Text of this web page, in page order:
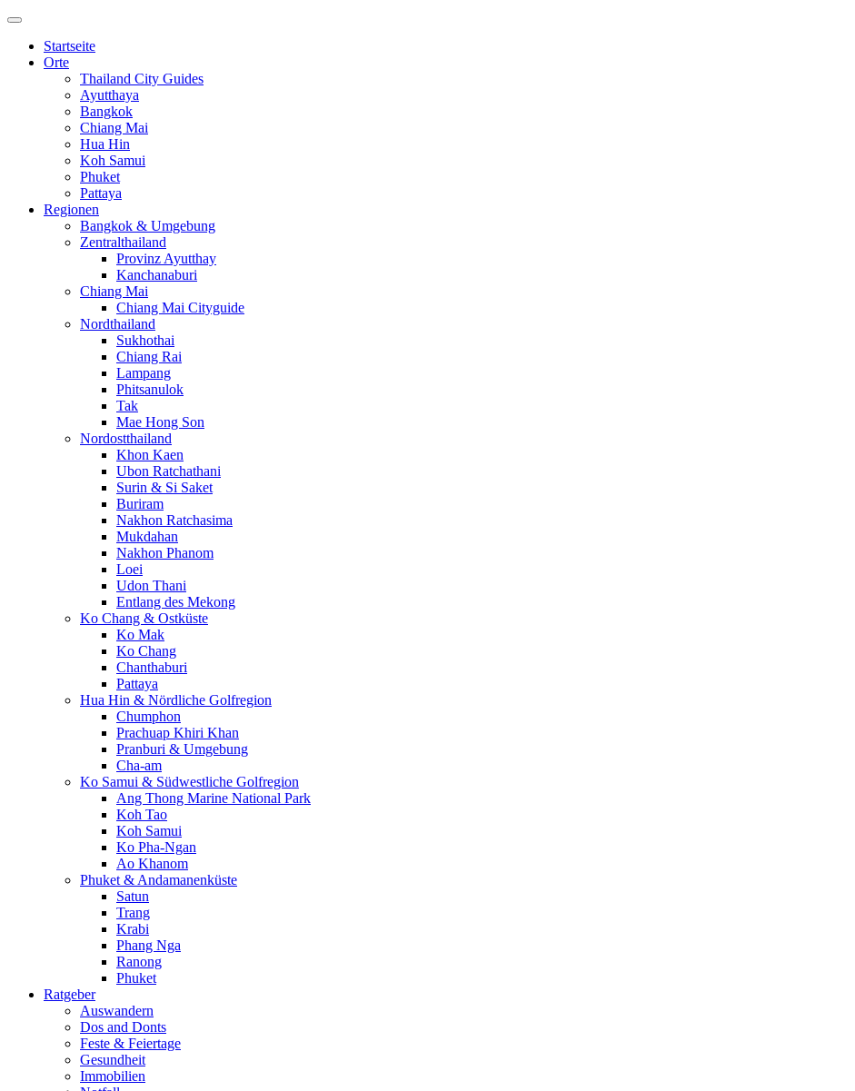
Startseite
Orte
Thailand City Guides
Ayutthaya
Bangkok
Chiang Mai
Hua Hin
Koh Samui
Phuket
Pattaya
Regionen
Bangkok & Umgebung
Zentralthailand
Provinz Ayutthay
Kanchanaburi
Chiang Mai
Chiang Mai Cityguide
Nordthailand
Sukhothai
Chiang Rai
Lampang
Phitsanulok
Tak
Mae Hong Son
Nordostthailand
Khon Kaen
Ubon Ratchathani
Surin & Si Saket
Buriram
Nakhon Ratchasima
Mukdahan
Nakhon Phanom
Loei
Udon Thani
Entlang des Mekong
Ko Chang & Ostküste
Ko Mak
Ko Chang
Chanthaburi
Pattaya
Hua Hin & Nördliche Golfregion
Chumphon
Prachuap Khiri Khan
Pranburi & Umgebung
Cha-am
Ko Samui & Südwestliche Golfregion
Ang Thong Marine National Park
Koh Tao
Koh Samui
Ko Pha-Ngan
Ao Khanom
Phuket & Andamanenküste
Satun
Trang
Krabi
Phang Nga
Ranong
Phuket
Ratgeber
Auswandern
Dos and Donts
Feste & Feiertage
Gesundheit
Immobilien